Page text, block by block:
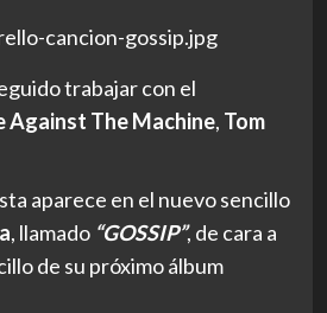
trabajar con el
Against The Machine, Tom
aparece en el nuevo sencillo
, llamado “GOSSIP”, de cara a
de su próximo álbum